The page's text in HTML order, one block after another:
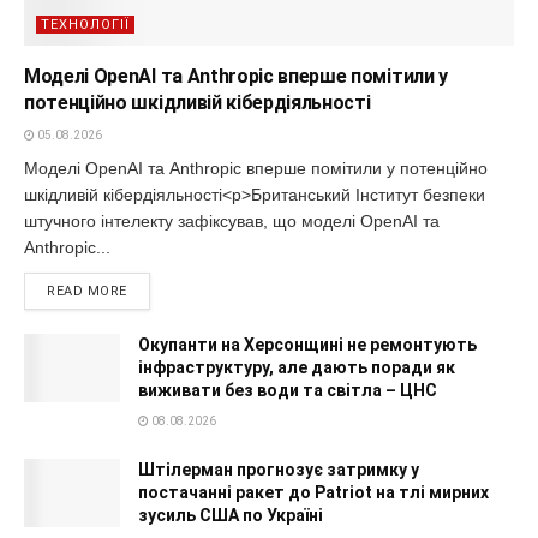
ТЕХНОЛОГІЇ
Моделі OpenAI та Anthropic вперше помітили у
потенційно шкідливій кібердіяльності
05.08.2026
Моделі OpenAI та Anthropic вперше помітили у потенційно
шкідливій кібердіяльності<p>Британський Інститут безпеки
штучного інтелекту зафіксував, що моделі OpenAI та
Anthropic...
READ MORE
Окупанти на Херсонщині не ремонтують
інфраструктуру, але дають поради як
виживати без води та світла – ЦНС
08.08.2026
Штілерман прогнозує затримку у
постачанні ракет до Patriot на тлі мирних
зусиль США по Україні